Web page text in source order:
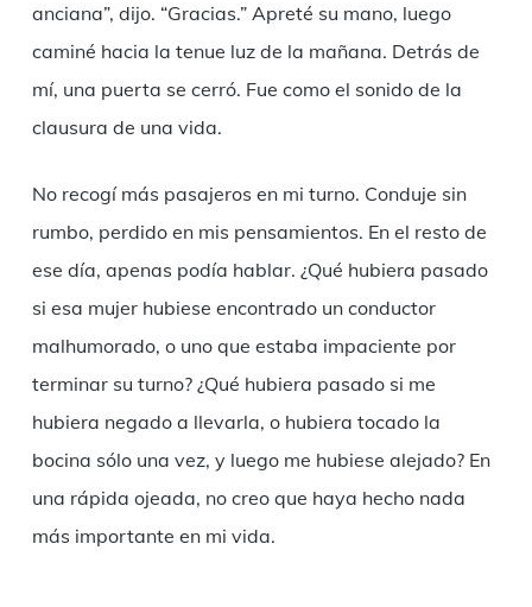
anciana”, dijo. “Gracias.” Apreté su mano, luego
caminé hacia la tenue luz de la mañana. Detrás de
mí, una puerta se cerró. Fue como el sonido de la
clausura de una vida.
No recogí más pasajeros en mi turno. Conduje sin
rumbo, perdido en mis pensamientos. En el resto de
ese día, apenas podía hablar. ¿Qué hubiera pasado
si esa mujer hubiese encontrado un conductor
malhumorado, o uno que estaba impaciente por
terminar su turno? ¿Qué hubiera pasado si me
hubiera negado a llevarla, o hubiera tocado la
bocina sólo una vez, y luego me hubiese alejado? En
una rápida ojeada, no creo que haya hecho nada
más importante en mi vida.